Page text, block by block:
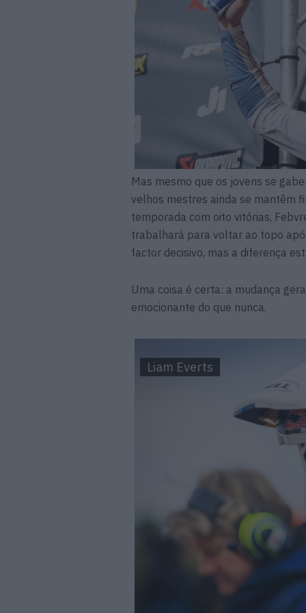
Mas mesmo que os jovens se
velhos mestres ainda se mantêm
temporada com oito vitórias,
trabalhará para voltar ao topo
factor decisivo, mas a diferença
Uma coisa é certa: a mudança
emocionante do que nunca.
Liam Everts